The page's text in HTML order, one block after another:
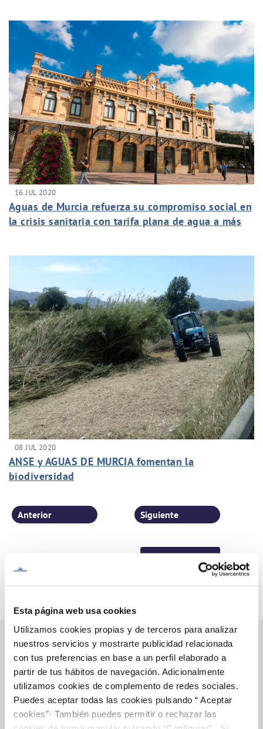
Esta página web usa cookies
Utilizamos cookies propias y de terceros para analizar
nuestros servicios y mostrarte publicidad relacionada
con tus preferencias en base a un perfil elaborado a
partir de tus hábitos de navegación. Adicionalmente
utilizamos cookies de complemento de redes sociales.
Puedes aceptar todas las cookies pulsando “ Aceptar
cookies”· También puedes permitir o rechazar las
16 JUL 2020
Aguas de Murcia refuerza su compromiso social en
la crisis sanitaria con tarifa plana de agua a más
08 JUL 2020
ANSE y AGUAS DE MURCIA fomentan la
biodiversidad
Página 38 de 77
Anterior Siguiente
Inicio